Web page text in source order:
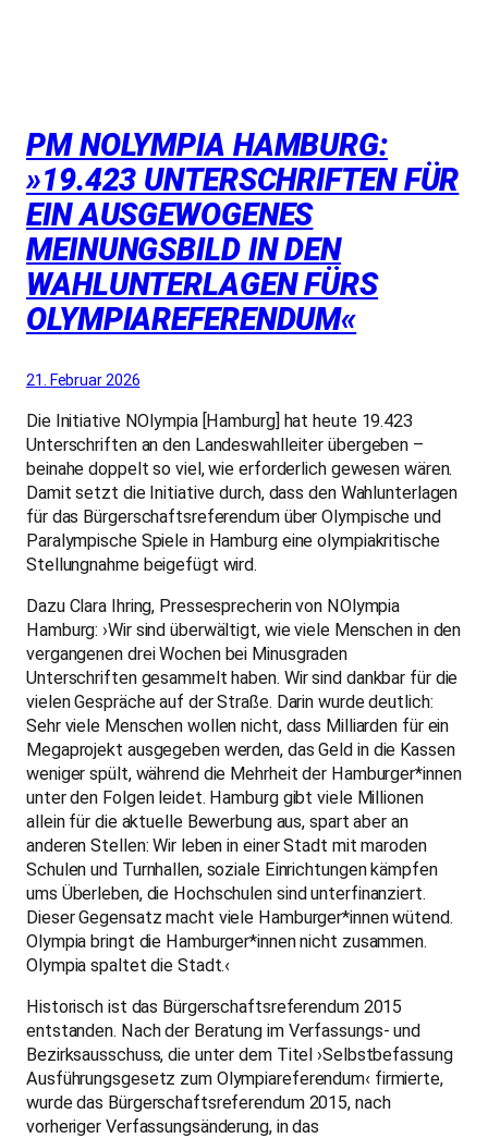
PM NOLYMPIA HAMBURG:
»19.423 UNTERSCHRIFTEN FÜR
EIN AUSGEWOGENES
MEINUNGSBILD IN DEN
WAHLUNTERLAGEN FÜRS
OLYMPIAREFERENDUM«
21. Februar 2026
Die Initiative NOlympia [Hamburg] hat heute 19.423
Unterschriften an den Landeswahlleiter übergeben –
beinahe doppelt so viel, wie erforderlich gewesen wären.
Damit setzt die Initiative durch, dass den Wahlunterlagen
für das Bürgerschaftsreferendum über Olympische und
Paralympische Spiele in Hamburg eine olympiakritische
Stellungnahme beigefügt wird.
Dazu Clara Ihring, Pressesprecherin von NOlympia
Hamburg: ›Wir sind überwältigt, wie viele Menschen in den
vergangenen drei Wochen bei Minusgraden
Unterschriften gesammelt haben. Wir sind dankbar für die
vielen Gespräche auf der Straße. Darin wurde deutlich:
Sehr viele Menschen wollen nicht, dass Milliarden für ein
Megaprojekt ausgegeben werden, das Geld in die Kassen
weniger spült, während die Mehrheit der Hamburger*innen
unter den Folgen leidet. Hamburg gibt viele Millionen
allein für die aktuelle Bewerbung aus, spart aber an
anderen Stellen: Wir leben in einer Stadt mit maroden
Schulen und Turnhallen, soziale Einrichtungen kämpfen
ums Überleben, die Hochschulen sind unterfinanziert.
Dieser Gegensatz macht viele Hamburger*innen wütend.
Olympia bringt die Hamburger*innen nicht zusammen.
Olympia spaltet die Stadt.‹
Historisch ist das Bürgerschaftsreferendum 2015
entstanden. Nach der Beratung im Verfassungs- und
Bezirksausschuss, die unter dem Titel ›Selbstbefassung
Ausführungsgesetz zum Olympiareferendum‹ firmierte,
wurde das Bürgerschaftsreferendum 2015, nach
vorheriger Verfassungsänderung, in das